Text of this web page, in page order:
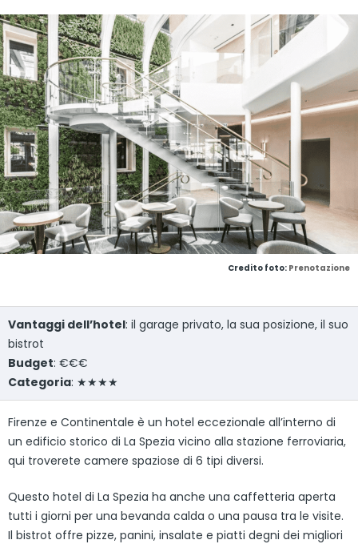
Credito foto: Prenotazione
Vantaggi dell’hotel: il garage privato, la sua posizione, il suo
bistrot
Budget: €€€
Categoria: ★★★★
Firenze e Continentale è un hotel eccezionale all’interno di
un edificio storico di La Spezia vicino alla stazione ferroviaria,
qui troverete camere spaziose di 6 tipi diversi.
Questo hotel di La Spezia ha anche una caffetteria aperta
tutti i giorni per una bevanda calda o una pausa tra le visite.
Il bistrot offre pizze, panini, insalate e piatti degni dei migliori